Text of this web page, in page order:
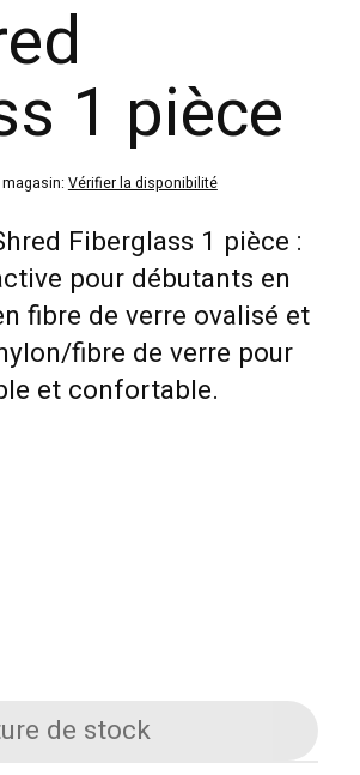
1 pièce
magasin: Vérifier la disponibilité
Fiberglass 1 pièce :
pour débutants en
fibre de verre ovalisé et
fibre de verre pour
et confortable.
de stock